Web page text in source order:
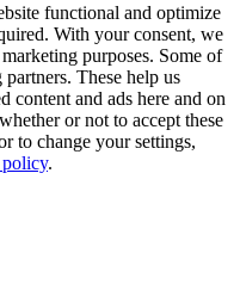
functional and optimize
With your consent, we
purposes. Some of
These help us
content and ads here and on
or not to accept these
to change your settings,
.